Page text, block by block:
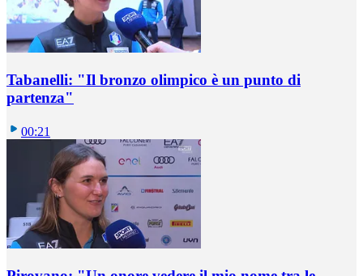
Tabanelli: "Il bronzo olimpico è un punto di
partenza"
00:21